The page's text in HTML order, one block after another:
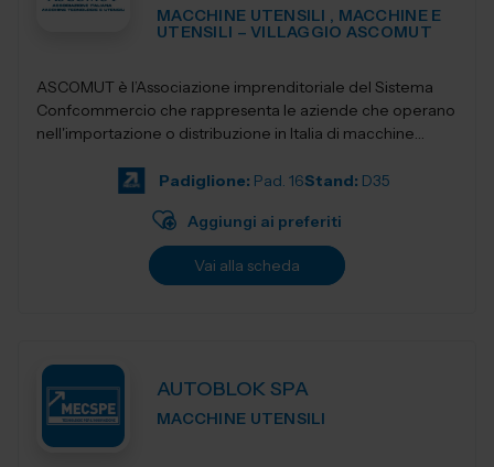
MACCHINE UTENSILI , MACCHINE E
UTENSILI – VILLAGGIO ASCOMUT
ASCOMUT è l’Associazione imprenditoriale del Sistema
Confcommercio che rappresenta le aziende che operano
nell'importazione o distribuzione in Italia di macchine
Padiglione: Pad. 16Stand: D35
Aggiungi ai preferiti
Vai alla scheda
AUTOBLOK SPA
MACCHINE UTENSILI